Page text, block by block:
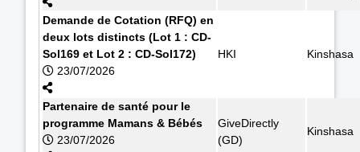
Demande de Cotation (RFQ) en
deux lots distincts (Lot 1 : CD-
Sol169 et Lot 2 : CD-Sol172)
23/07/2026
HKI Kinshasa
Partenaire de santé pour le
programme Mamans & Bébés
23/07/2026
GiveDirectly
(GD)
Kinshasa